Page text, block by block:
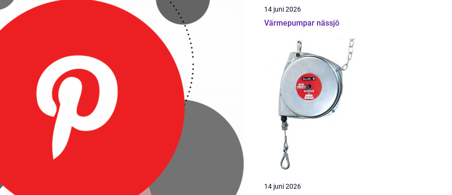
14 juni 2026
Värmepumpar nässjö
14 juni 2026